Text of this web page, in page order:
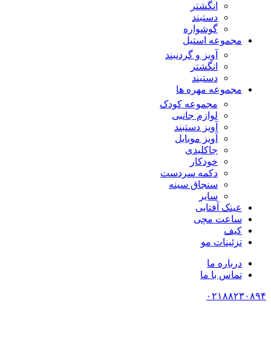
انگشتر
دستبند
گوشواره
مجموعه استیل
آویز و گردنبند
انگشتر
دستبند
مجموعه مهره ها
مجموعه کودک
لوازم جانبی
آویز دستبند
آویز موبایل
جاکلیدی
خودکار
دکمه سردست
سنجاق سینه
سایر
عینک آفتابی
ساعت مچی
کیف
تزئینات مو
درباره ما
تماس با ما
۰۲۱۸۸۲۳۰۸۹۴